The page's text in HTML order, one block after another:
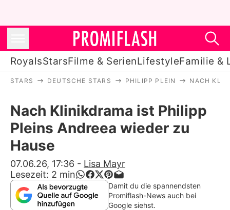
RoyalsStarsFilme & SerienLifestyleFamilie &
Stars
Filme & Serien
Lifestyle
Familie & Liebe
Promiflash Exklusiv
STARS DEUTSCHE STARS PHILIPP PLEIN NACH
Nach Klinikdrama ist Philipp
Pleins Andreea wieder zu
Hause
07.06.26, 17:36 - Lisa Mayr
Lesezeit: 2 min
Damit du die spannendsten
Promiflash-News auch bei
Google siehst.